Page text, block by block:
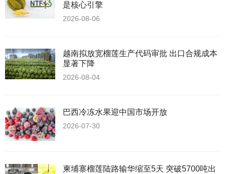
是核心引擎
2026-08-06
越南拟放宽榴莲生产代码审批 出口合规成本
显著下降
2026-08-04
巴西冷冻水果迎中国市场开放
2026-07-30
柬埔寨榴莲陆路输华缩至5天 突破5700吨出